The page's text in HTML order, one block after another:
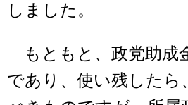
しました。
もともと、政党助成
であり、使い残したら